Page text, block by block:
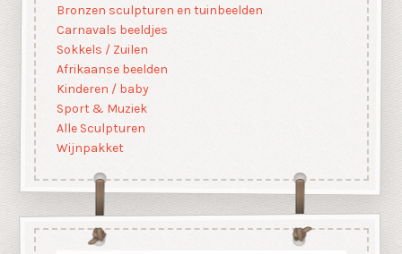
Bronzen sculpturen en tuinbeelden
Carnavals beeldjes
Sokkels / Zuilen
Afrikaanse beelden
Kinderen / baby
Sport & Muziek
Alle Sculpturen
Wijnpakket